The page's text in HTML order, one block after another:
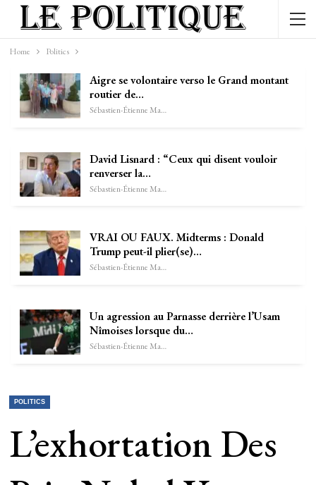
Home Politics
Aigre se volontaire verso le Grand montant
routier de…
Sébastien-Étienne Marechal
David Lisnard : “Ceux qui disent vouloir
renverser la…
Sébastien-Étienne Marechal
VRAI OU FAUX. Midterms : Donald
Trump peut-il plier(se)…
Sébastien-Étienne Marechal
Un agression au Parnasse derrière l’Usam
Nîmoises lorsque du…
Sébastien-Étienne Marechal
POLITICS
L’exhortation Des